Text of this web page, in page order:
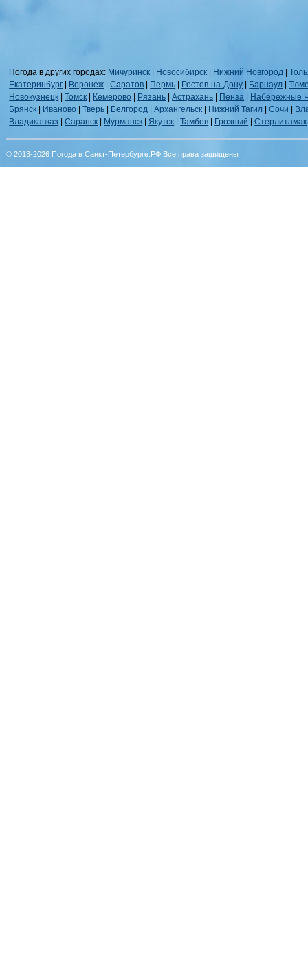
Погода в других городах: Мичуринск | Новосибирск | Нижний Новгород |
Екатеринбург | Воронеж |Саратов | Пермь | Ростов-на-Дону | Барнаул |
Новокузнецк |Томск | Кемерово | Рязань |Астрахань | Пенза | Набережные
Брянск | Иваново |Тверь | Белгород |Архангельск | Нижний Тагил |Сочи |
Владикавказ |Саранск | Мурманск | Якутск |Тамбов | Грозный |Стерлитамак
© 2013-2026 Погода в Санкт-Петербурге.РФ Все права защищены